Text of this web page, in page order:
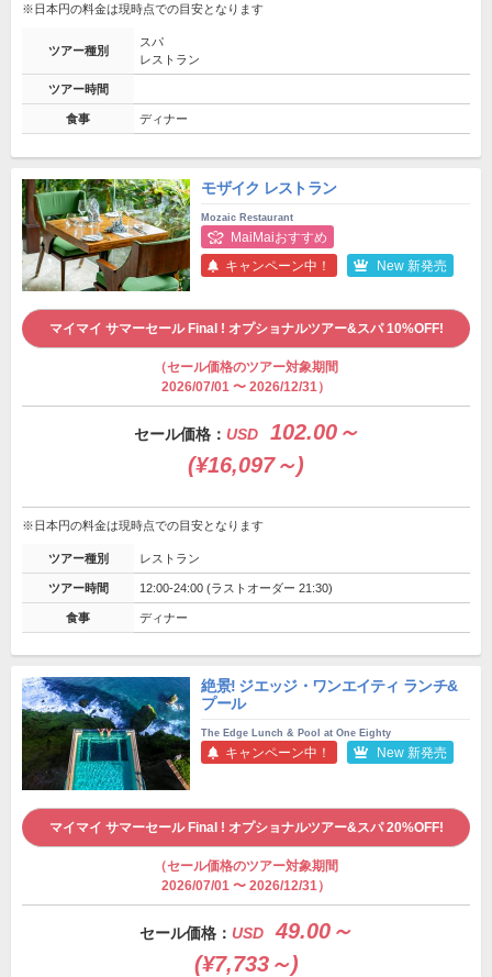
※日本円の料金は現時点での目安となります
ツアー種別
スパ
レストラン
ツアー時間
食事 ディナー
モザイク レストラン
Mozaic Restaurant
MaiMaiおすすめ
キャンペーン中！
New 新発売
マイマイ サマーセール Final ! オプショナルツアー&スパ 10%OFF!
（セール価格のツアー対象期間
2026/07/01 〜 2026/12/31）
セール価格： USD
102.00～
(¥16,097～)
※日本円の料金は現時点での目安となります
ツアー種別 レストラン
ツアー時間 12:00-24:00 (ラストオーダー 21:30)
食事 ディナー
絶景! ジエッジ・ワンエイティ ランチ&
プール
The Edge Lunch & Pool at One Eighty
キャンペーン中！ New 新発売
マイマイ サマーセール Final ! オプショナルツアー&スパ 20%OFF!
（セール価格のツアー対象期間
2026/07/01 〜 2026/12/31）
セール価格： USD
49.00～
(¥7,733～)